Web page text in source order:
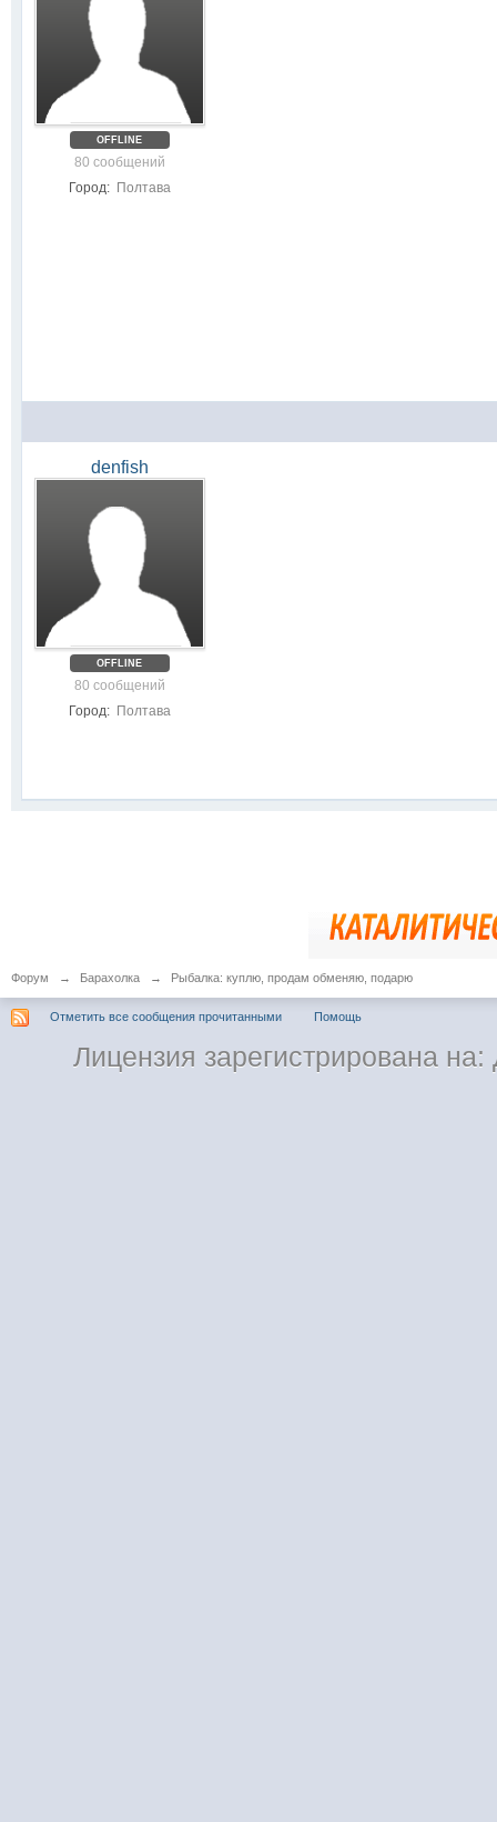
OFFLINE
80 сообщений
Город: Полтава
denfish
OFFLINE
80 сообщений
Город: Полтава
Форум → Барахолка → Рыбалка: куплю, продам обменяю, подарю
Отметить все сообщения прочитанными Помощь
Лицензия зарегистрирована